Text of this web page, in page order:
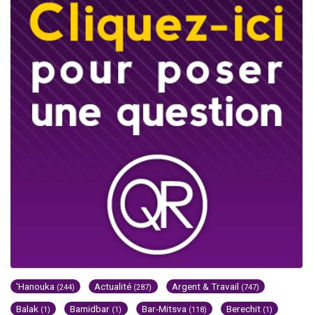
'Hanouka (244) Actualité (287) Argent & Travail (747)
Balak (1) Bamidbar (1) Bar-Mitsva (118) Berechit (1)